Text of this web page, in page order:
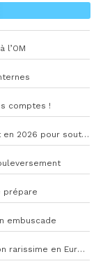
l’OM
comptes !
La somme astronomique injectée par McCourt en 2026 pour soutenir l’OM
prépare
embuscade
Zéro recrue au 7 août, l’OM face à une situation rarissime en Europe